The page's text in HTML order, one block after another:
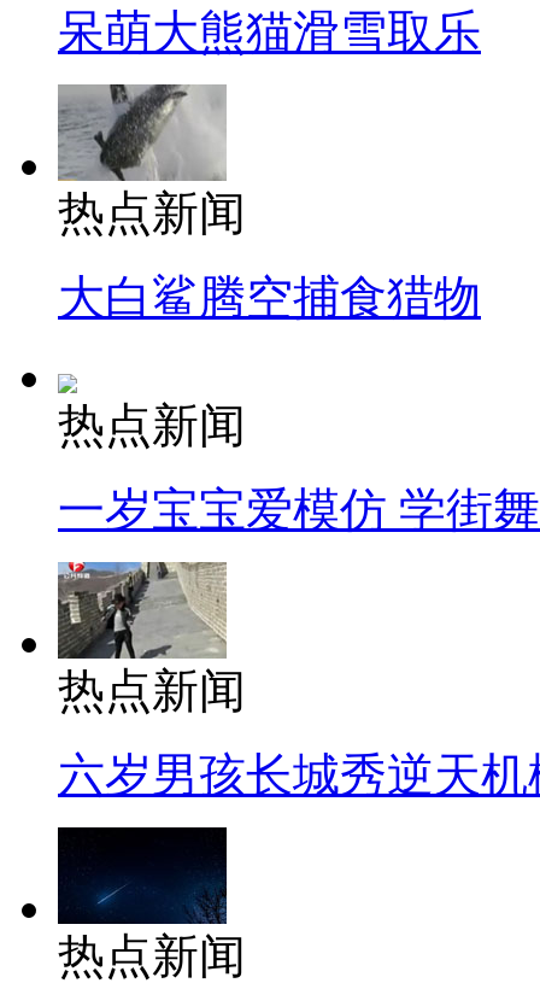
呆萌大熊猫滑雪取乐
热点新闻
大白鲨腾空捕食猎物
热点新闻
一岁宝宝爱模仿 学街
热点新闻
六岁男孩长城秀逆天机
热点新闻